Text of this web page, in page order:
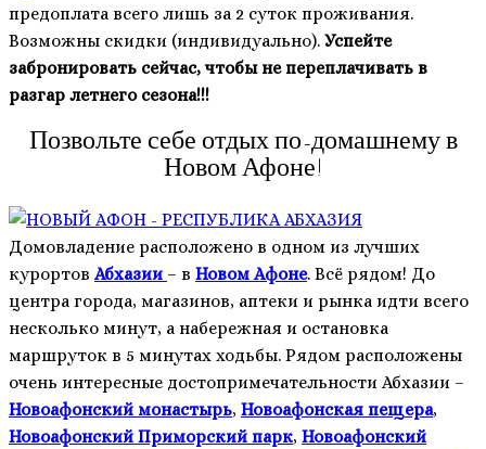
предоплата всего лишь за 2 суток проживания.
Возможны скидки (индивидуально). Успейте
забронировать сейчас, чтобы не переплачивать в
разгар летнего сезона!!!
Позвольте себе отдых по-домашнему в
Новом Афоне!
Домовладение расположено в одном из лучших
курортовАбхазии – в Новом Афоне. Всё рядом! До
центра города, магазинов, аптеки и рынка идти всего
несколько минут, а набережная и остановка
маршруток в 5 минутах ходьбы. Рядом расположены
очень интересные достопримечательности Абхазии –
Новоафонский монастырь, Новоафонская пещера,
Новоафонский Приморский парк, Новоафонский